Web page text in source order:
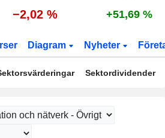
−2,02 % +51,69 %
Diagram Nyheter
Sektordividender